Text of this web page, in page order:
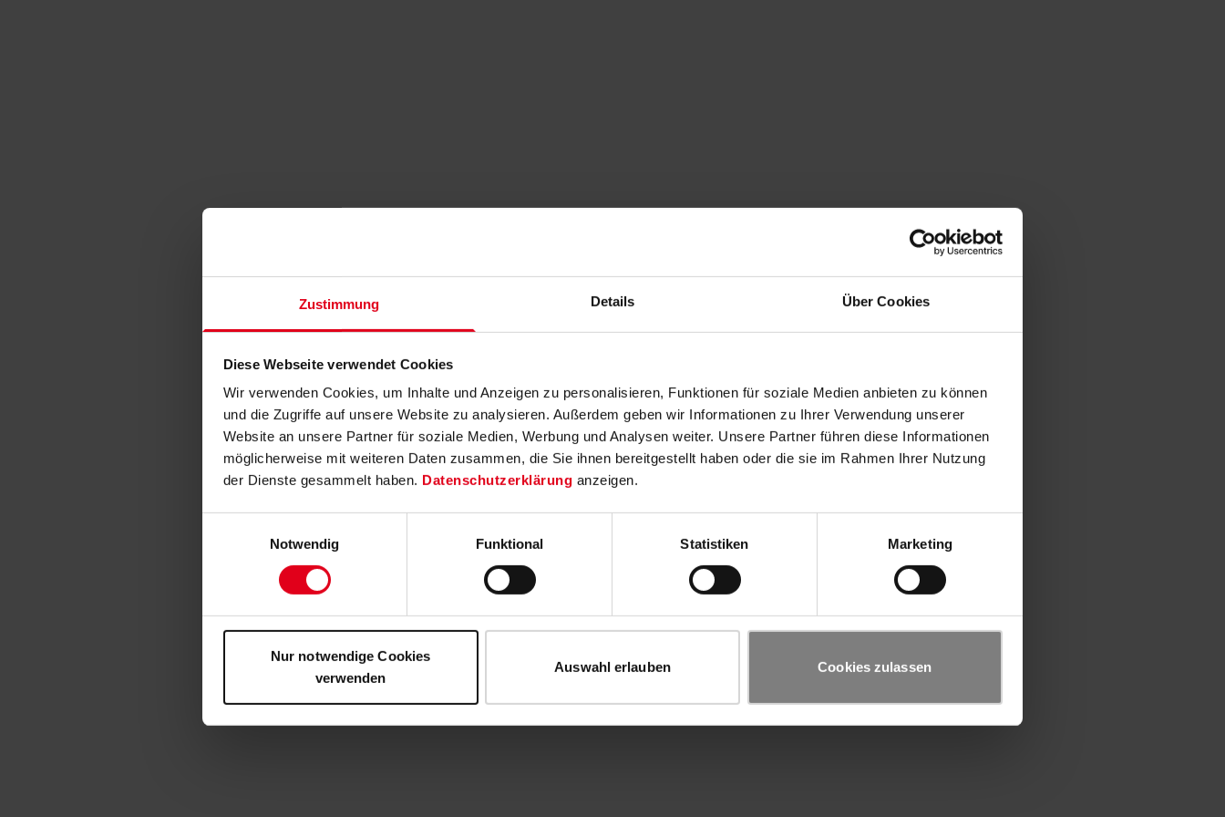
Zustimmung Details Über Cookies
Diese Webseite verwendet Cookies
Wir verwenden Cookies, um Inhalte und Anzeigen zu personalisieren, Funktionen für soziale Medien anbieten zu können
und die Zugriffe auf unsere Website zu analysieren. Außerdem geben wir Informationen zu Ihrer Verwendung unserer
Website an unsere Partner für soziale Medien, Werbung und Analysen weiter. Unsere Partner führen diese Informationen
möglicherweise mit weiteren Daten zusammen, die Sie ihnen bereitgestellt haben oder die sie im Rahmen Ihrer Nutzung
der Dienste gesammelt haben. Datenschutzerklärung anzeigen.
Notwendig
Funktional Statistiken Marketing
Nur notwendige Cookies
verwenden
Auswahl erlauben Cookies zulassen